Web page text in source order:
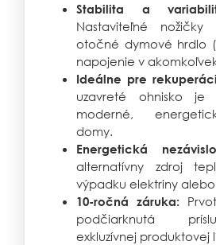
Stabilita a
Nastaviteľné
otočné dymové hrdlo
napojenie v
Ideálne pre
uzavreté ohnisko je
moderné,
domy.
Energetická
alternatívny zdroj
výpadku elektriny
10-ročná záruka:
podčiarknutá
exkluzívnej produktovej